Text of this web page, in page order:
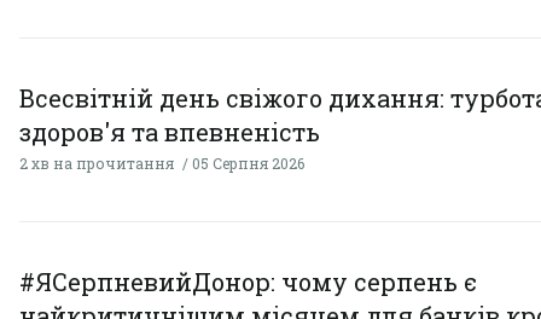
Всесвітній день свіжого дихання:
здоров'я та впевненість
2 хв на прочитання 05 Серпня 2026
#ЯСерпневийДонор: чому серпень є